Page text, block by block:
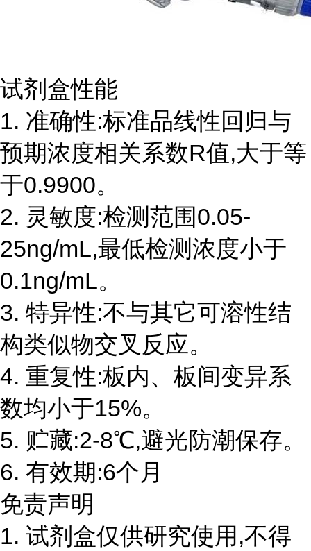
试剂盒性能
1. 准确性:标准品线性回归与
预期浓度相关系数R值,大于等
于0.9900。
2. 灵敏度:检测范围0.05-
25ng/mL,最低检测浓度小于
0.1ng/mL。
3. 特异性:不与其它可溶性结
构类似物交叉反应。
4. 重复性:板内、板间变异系
数均小于15%。
5. 贮藏:2-8℃,避光防潮保存。
6. 有效期:6个月
免责声明
1. 试剂盒仅供研究使用,不得